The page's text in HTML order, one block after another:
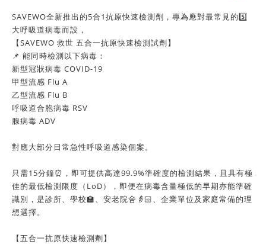
SAVEWO全新推出的5合1抗原快速檢測劑，專為應對最常見的5️⃣
大呼吸道病毒而設，
【SAVEWO 救世 五合一抗原快速檢測試劑】
📌 能同時檢測以下病毒：
新型冠狀病毒 COVID-19
甲型流感 Flu A
乙型流感 Flu B
呼吸道合胞病毒 RSV
腺病毒 ADV
對應大部分日常急性呼吸道感染個案。
只需15分鐘⏰，即可提供高達99.9%準確度的檢測結果，且具有極
佳的最低檢測限度（LoD），即便在病毒含量極低的早期亦能準確
識別，是診所、學校🏫、安老院舍👵🏻、企業單位及家庭常備的理
想選擇。
【五合一抗原快速檢測劑】